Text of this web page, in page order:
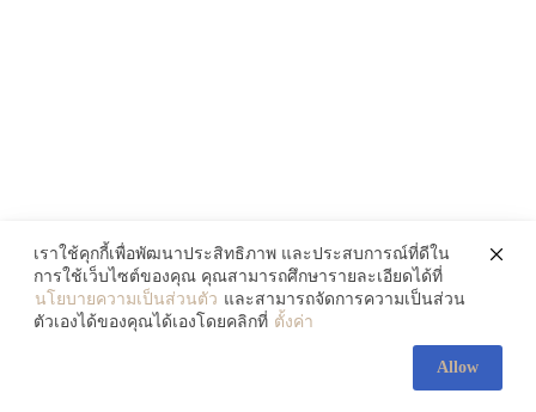
เราใช้คุกกี้เพื่อพัฒนาประสิทธิภาพ และประสบการณ์ที่ดีใน
การใช้เว็บไซต์ของคุณ คุณสามารถศึกษารายละเอียดได้ที่
นโยบายความเป็นส่วนตัว และสามารถจัดการความเป็นส่วน
ตัวเองได้ของคุณได้เองโดยคลิกที่ ตั้งค่า
Allow